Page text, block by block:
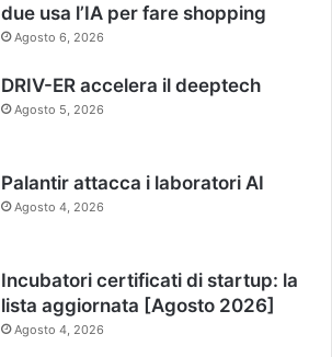
due usa l’IA per fare shopping
Agosto 6, 2026
DRIV-ER accelera il deeptech
Agosto 5, 2026
Palantir attacca i laboratori AI
Agosto 4, 2026
Incubatori certificati di startup: la
lista aggiornata [Agosto 2026]
Agosto 4, 2026